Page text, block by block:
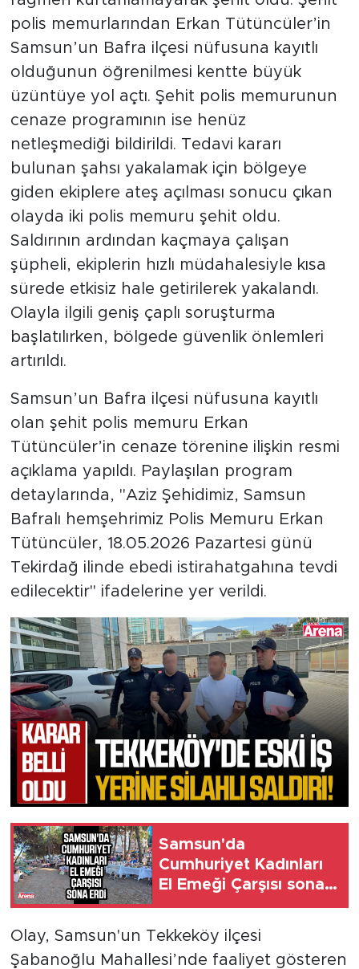
polis memurlarından Erkan Tütüncüler’in
Samsun’un Bafra ilçesi nüfusuna kayıtlı
olduğunun öğrenilmesi kentte büyük
üzüntüye yol açtı. Şehit polis memurunun
cenaze programının ise henüz
netleşmediği bildirildi. Tedavi kararı
bulunan şahsı yakalamak için bölgeye
giden ekiplere ateş açılması sonucu çıkan
olayda iki polis memuru şehit oldu.
Saldırının ardından kaçmaya çalışan
şüpheli, ekiplerin hızlı müdahalesiyle kısa
sürede etkisiz hale getirilerek yakalandı.
Olayla ilgili geniş çaplı soruşturma
başlatılırken, bölgede güvenlik önlemleri
artırıldı.
Samsun’un Bafra ilçesi nüfusuna kayıtlı
olan şehit polis memuru Erkan
Tütüncüler’in cenaze törenine ilişkin resmi
açıklama yapıldı. Paylaşılan program
detaylarında, "Aziz Şehidimiz, Samsun
Bafralı hemşehrimiz Polis Memuru Erkan
Tütüncüler, 18.05.2026 Pazartesi günü
Tekirdağ ilinde ebedi istirahatgahına tevdi
edilecektir" ifadelerine yer verildi.
Samsun'da
Cumhuriyet Kadınları
El Emeği Çarşısı sona
erdi
Olay, Samsun'un Tekkeköy ilçesi
Şabanoğlu Mahallesi’nde faaliyet gösteren